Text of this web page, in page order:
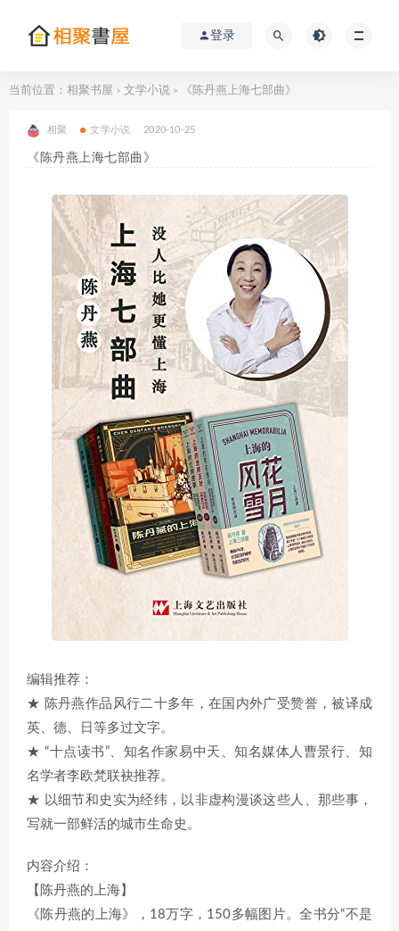
登录
当前位置： 相聚书屋 > 文学小说 > 《陈丹燕上海七部曲》
相聚 文学小说 2020-10-25
《陈丹燕上海七部曲》
编辑推荐：
★ 陈丹燕作品风行二十多年，在国内外广受赞誉，被译成
英、德、日等多过文字。
★ “十点读书”、知名作家易中天、知名媒体人曹景行、知
名学者李欧梵联袂推荐。
★ 以细节和史实为经纬，以非虚构漫谈这些人、那些事，
写就一部鲜活的城市生命史。
内容介绍：
【陈丹燕的上海】
《陈丹燕的上海》，18万字，150多幅图片。全书分“不是